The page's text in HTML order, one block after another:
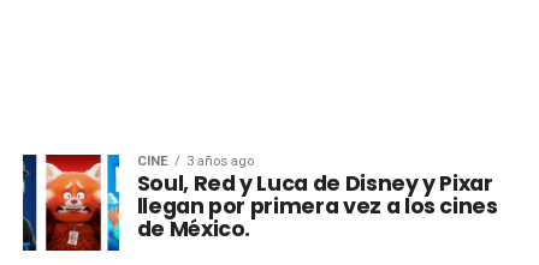
CINE 3 años ago
Soul, Red y Luca de Disney y Pixar
llegan por primera vez a los cines
de México.